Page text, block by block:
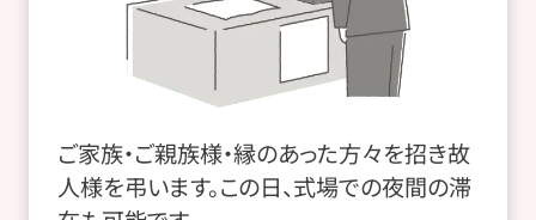
ご家族・ご親族様・縁のあった方々を招き故
人様を弔います。この日、式場での夜間の滞